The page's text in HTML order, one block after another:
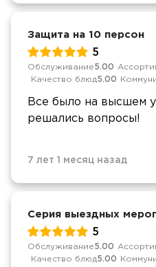
Защита на 10 персон
5
Обслуживание5.00
Качество блюд5.00
Все было на высшем
решались вопросы!
7 лет 1 месяц назад
Серия выездных
5
Обслуживание5.00
Качество блюд5.00